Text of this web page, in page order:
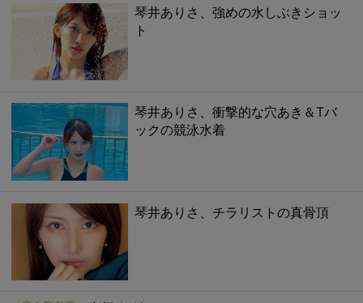
琴井ありさ、強めの水しぶきショッ
ト
琴井ありさ、衝撃的な穴あき＆Tバ
ックの競泳水着
琴井ありさ、チラリストの真骨頂